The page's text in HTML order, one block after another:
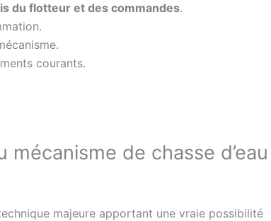
du flotteur et des commandes.
courants.
de chasse d’eau
majeure apportant une vraie possibilité